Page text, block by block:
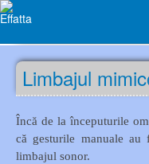
Limbajul
Încă de la începuturile
că gesturile manuale au
limbajul sonor.